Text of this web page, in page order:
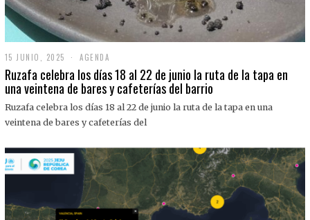
15 JUNIO, 2025
J
U
I
O
0
2
5
AGENDA
Ruzafa celebra los días 18 al 22 de junio la ruta de la tapa en
una veintena de bares y cafeterías del barrio
Ruzafa celebra los días 18 al 22 de junio la ruta de la tapa en una
veintena de bares y cafeterías del